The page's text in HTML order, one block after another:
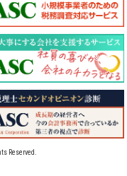
Reserved.